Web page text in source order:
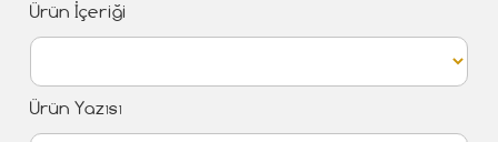
Ürün İçeriği
Ürün Yazısı